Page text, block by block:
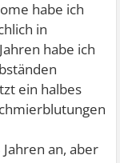
habe ich
in
habe ich
ein halbes
an, aber